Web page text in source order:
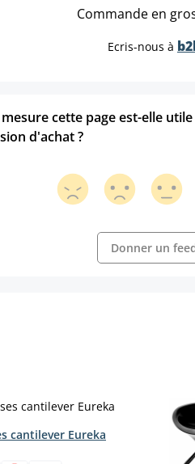
Commande en
Ecris-nous à
cette page est-elle utile
d'achat ?
Donner un
cantilever Eureka